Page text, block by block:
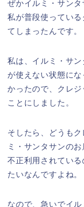
ぜかイルミ・サンタ
私が普段使ってい
てしまったんです。
私は、イルミ・サ
が使えない状態に
かったので、クレ
ことにしました。
そしたら、どうも
ミ・サンタサンの
不正利用されてい
たいなんですよね。
なので、急いでイ